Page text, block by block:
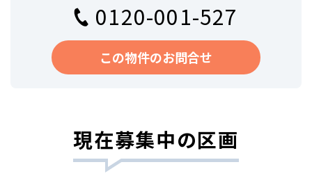
0120-001-527
この物件のお問合せ
現在募集中の区画